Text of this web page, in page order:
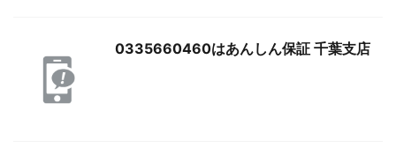
0335660460はあんしん保証 千葉支店